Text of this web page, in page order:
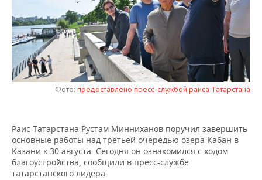
НЕФТЕХИМИЯ
НЕФТЬ
ОПК
ЭНЕРГЕТИКА
РОЗНИЧНАЯ ТОРГОВЛЯ
ТРАНСПОРТ
УСЛУГИ
НОВОСТИ ТЕХНОЛОГИЙ
IT
МЕДИА
МЕРОПРИЯТИЯ
НОВОСТИ МЕРОПРИЯТИЙ
ВЫЕЗДНАЯ РЕДАКЦИЯ
ONLINE-КОНФЕРЕНЦИИ
ОТКРЫТАЯ ЛЕКЦИЯ
СПОРТ
НОВОСТИ СПОРТА
ХОККЕЙ
БАСКЕТБОЛ
ОБЩЕСТВО
ВЛАСТЬ
ИНФРАСТРУКТУРА
СЮЖЕТЫ
СПРАВОЧНИК
Фото: предоставлено пресс-службой раиса Татарстана
Раис Татарстана Рустам Минниханов поручил завершить
основные работы над третьей очередью озера Кабан в
Казани к 30 августа. Сегодня он ознакомился с ходом
благоустройства, сообщили в пресс-службе
татарстанского лидера.